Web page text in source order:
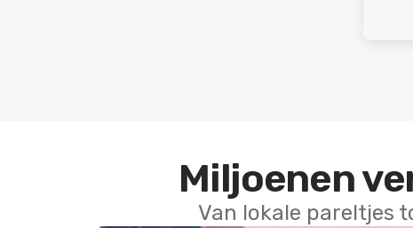
Miljoenen
Van lokale pareltjes